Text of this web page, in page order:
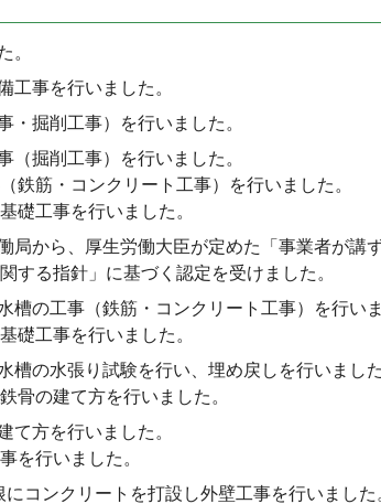
。
工事を行いました。
・掘削工事）を行いました。
（掘削工事）を行いました。
鉄筋・コンクリート工事）を行いました。
礎工事を行いました。
局から、厚生労働大臣が定めた「事業者が講
する指針」に基づく認定を受けました。
槽の工事（鉄筋・コンクリート工事）を行いま
礎工事を行いました。
槽の水張り試験を行い、埋め戻しを行いました
骨の建て方を行いました。
て方を行いました。
を行いました。
コンクリートを打設し外壁工事を行いました